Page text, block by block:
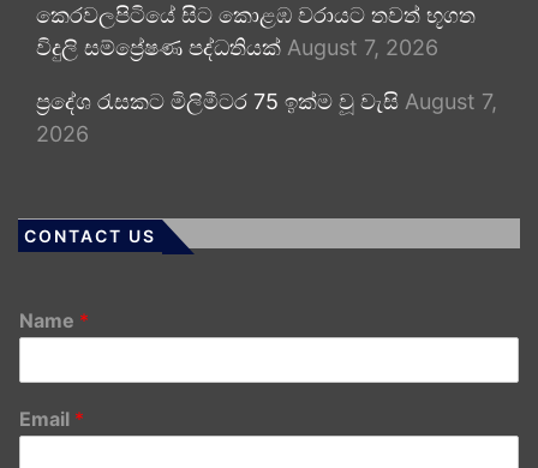
කෙරවලපිටියේ සිට කොළඹ වරායට තවත් භූගත
විදුලි සම්ප්‍රේෂණ පද්ධතියක් August 7, 2026
ප්‍රදේශ රැසකට මිලිමීටර 75 ඉක්ම වූ වැසි August 7,
2026
CONTACT US
Name *
Email *